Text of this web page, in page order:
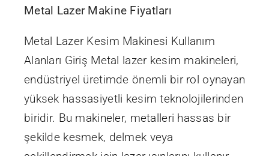
Metal Lazer Makine Fiyatları
Metal Lazer Kesim Makinesi Kullanım
Alanları Giriş Metal lazer kesim makineleri,
endüstriyel üretimde önemli bir rol oynayan
yüksek hassasiyetli kesim teknolojilerinden
biridir. Bu makineler, metalleri hassas bir
şekilde kesmek, delmek veya